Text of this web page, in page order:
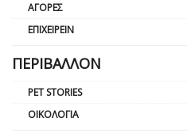
ΑΓΟΡΈΣ
ΕΠΙΧΕΙΡΕΊΝ
ΠΕΡΙΒΆΛΛΟΝ
PET STORIES
ΟΙΚΟΛΟΓΊΑ